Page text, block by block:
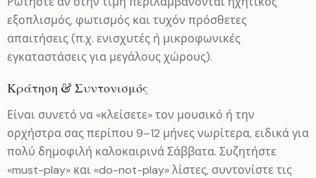
εξοπλισμός, φωτισμός και τυχόν πρόσθετες
απαιτήσεις (π.χ. ενισχυτές ή μικροφωνικές
εγκαταστάσεις για μεγάλους χώρους).
Κράτηση & Συντονισμός
Είναι συνετό να «κλείσετε» τον μουσικό ή την
ορχήστρα σας περίπου 9–12 μήνες νωρίτερα, ειδικά για
πολύ δημοφιλή καλοκαιρινά Σάββατα. Συζητήστε
«must-play» και «do-not-play» λίστες, συντονίστε τις